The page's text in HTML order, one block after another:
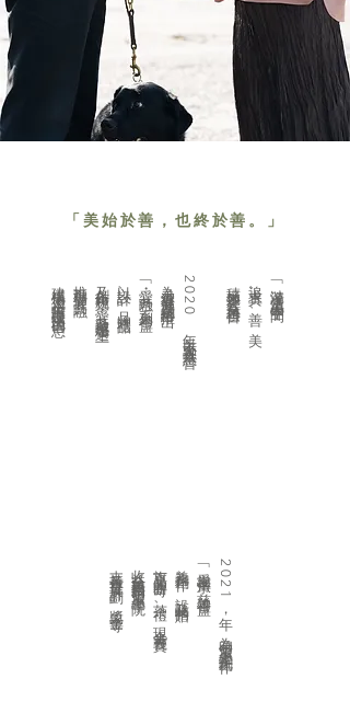
「美始於善，也終於善。」
「漣漪生活美學空間」
追求真、善、美
積極參予公益慈善項目
2020 年以美育融入慈善
為香港傷健共融網絡推出
「愛・共融」 系列禮盒
以設計、品牌禮品
及創作視頻 《愛・共融感恩遇上》
推動傷健「共融」
建構傷殘人士無障礙環境的信息
2021 年，為明愛專上學院創作
「愛學傳承」 慈善禮盒
義務創作、設計及捐贈
旗下品牌曲奇、茶禮、現金劵義賣
收益全數撥捐明愛專上學院
支持青年發展計劃、獎學金等